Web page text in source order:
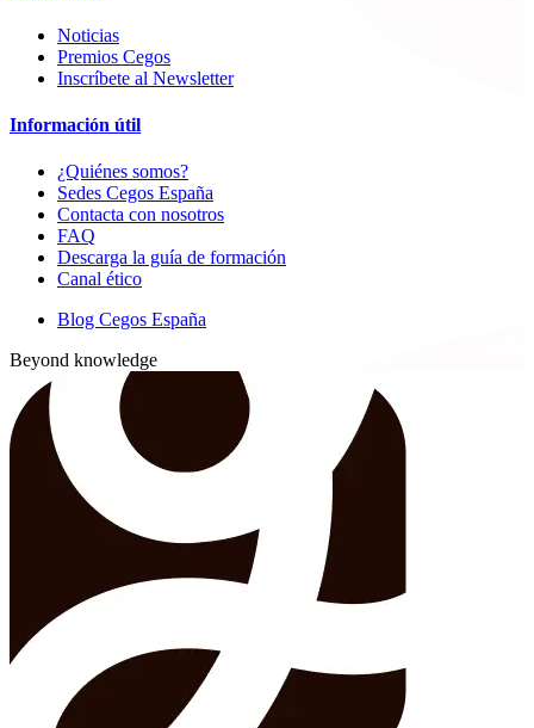
Noticias
Premios Cegos
Inscríbete al Newsletter
Información útil
¿Quiénes somos?
Sedes Cegos España
Contacta con nosotros
FAQ
Descarga la guía de formación
Canal ético
Blog Cegos España
Beyond knowledge